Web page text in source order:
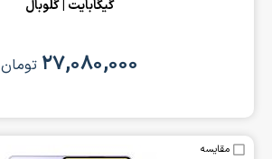
گیگابایت | گلوبال
۲۷,۰۸۰,۰۰۰ تومان
مقایسه